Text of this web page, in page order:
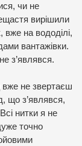
чи не
вирішили
вже на вододілі,
вантажівки.
з’являвся.
вже не звертаєш
що з’являвся,
нитки я не
точно